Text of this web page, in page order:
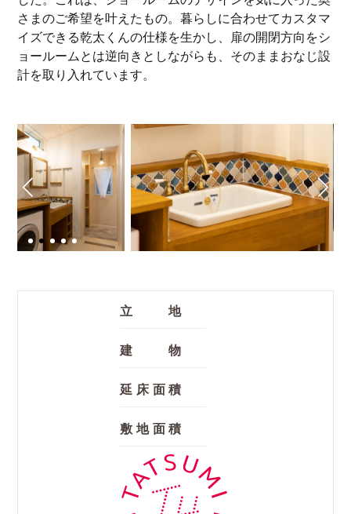
さまのご希望を叶えたもの。暮らしに合わせてカスタマ
イズできる乾太くんの仕様を生かし、扉の開閉方向をシ
ョールームとは逆向きとしながらも、そのままおなじ設
計を取り入れています。
立 地
建 物
延床面積
敷地面積